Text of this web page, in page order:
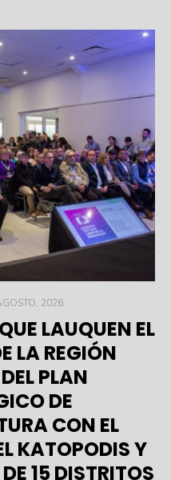
2026
LAUQUEN EL
LA REGIÓN
PLAN
DE
CON EL
KATOPODIS Y
15 DISTRITOS